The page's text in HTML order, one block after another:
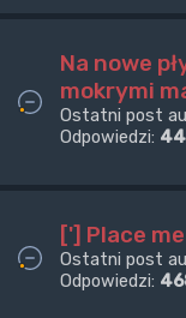
Na nowe
mokrymi
Ostatni post
Odpowiedzi:
['] Place
Ostatni post
Odpowiedzi: